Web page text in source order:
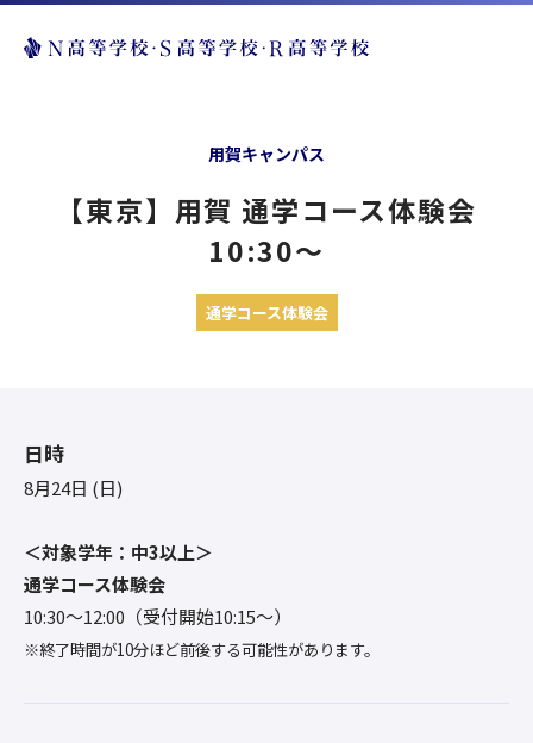
用賀キャンパス
【東京】用賀 通学コース体験会
10:30〜
通学コース体験会
日時
8月24日 (日)
＜対象学年：中3以上＞
通学コース体験会
10:30〜12:00（受付開始10:15～）
※終了時間が10分ほど前後する可能性があります。